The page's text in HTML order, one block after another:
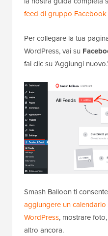
feed di gruppo Facebook
Per collegare la tua
WordPress, vai su
fai clic su ‘Aggiungi nuovo.’
Smash Balloon ti
aggiungere un
WordPress, mostrare
altro ancora.